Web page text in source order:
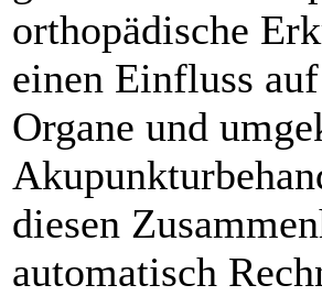
orthopädische
einen Einfluss
Organe und
diesen
automatisch